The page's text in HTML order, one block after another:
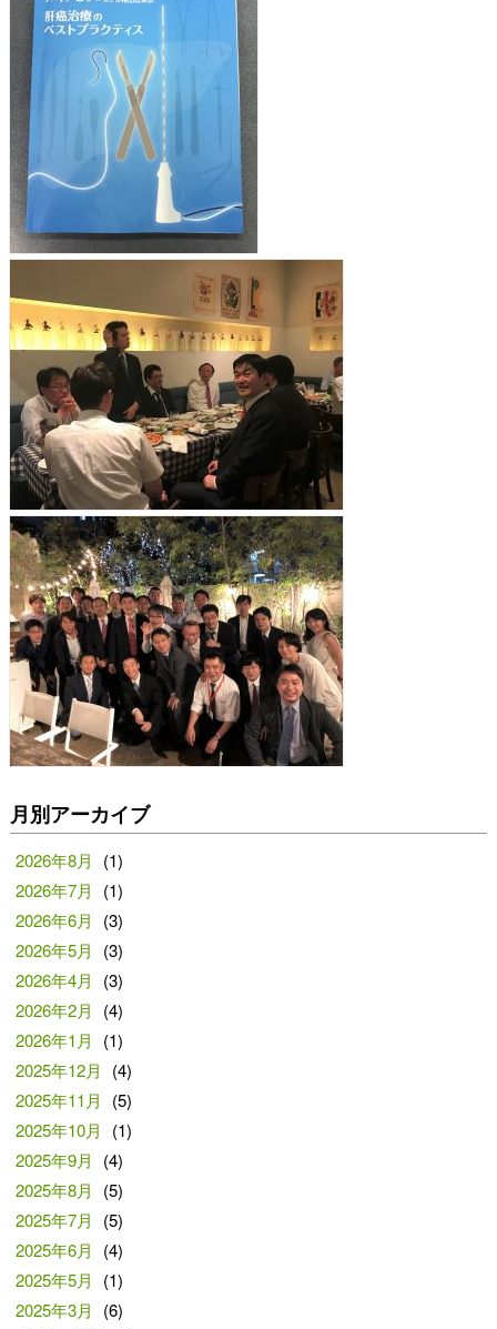
月別アーカイブ
2026年8月
(1)
2026年7月
(1)
2026年6月
(3)
2026年5月
(3)
2026年4月
(3)
2026年2月
(4)
2026年1月
(1)
2025年12月
(4)
2025年11月
(5)
2025年10月
(1)
2025年9月
(4)
2025年8月
(5)
2025年7月
(5)
2025年6月
(4)
2025年5月
(1)
2025年3月
(6)